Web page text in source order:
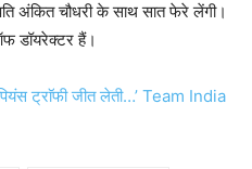
अंकित चौधरी के साथ सात फेरे लेंगी।
डॉयरेक्टर हैं।
ट्राॅफी जीत लेती…’ Team India